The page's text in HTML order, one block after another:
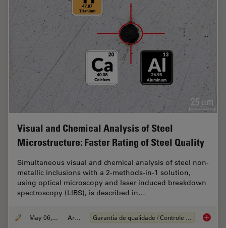
Visual and Chemical Analysis of Steel
Microstructure: Faster Rating of Steel Quality
Simultaneous visual and chemical analysis of steel non-
metallic inclusions with a 2-methods-in-1 solution,
using optical microscopy and laser induced breakdown
spectroscopy (LIBS), is described in…
May 06, 2020 Article Garantia de qualidade / Controle de qualidade Visual